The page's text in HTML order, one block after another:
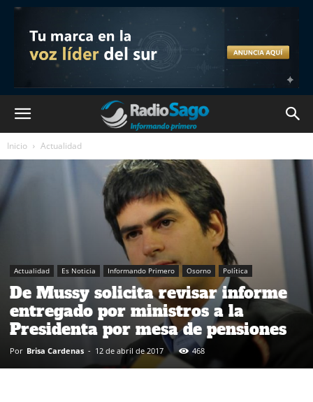
Inicio Actualidad
Actualidad Es Noticia Informando Primero Osorno Política
De Mussy solicita revisar informe
entregado por ministros a la
Presidenta por mesa de pensiones
Por Brisa Cardenas - 12 de abril de 2017 468